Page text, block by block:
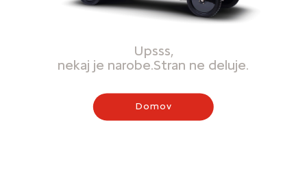
Upsss,
nekaj je narobe.Stran ne deluje.
Domov